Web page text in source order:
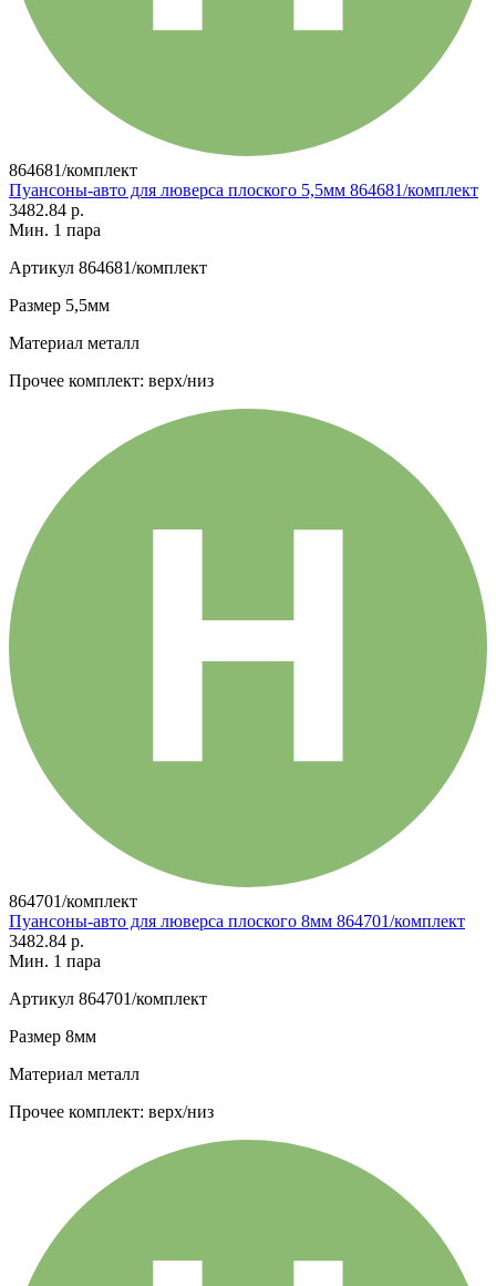
864681/комплект
Пуансоны-авто для люверса плоского 5,5мм 864681/комплект
3482.84 р.
Мин. 1 пара
Артикул 864681/комплект
Размер 5,5мм
Материал металл
Прочее комплект: верх/низ
864701/комплект
Пуансоны-авто для люверса плоского 8мм 864701/комплект
3482.84 р.
Мин. 1 пара
Артикул 864701/комплект
Размер 8мм
Материал металл
Прочее комплект: верх/низ